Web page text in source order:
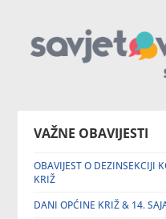
VAŽNE OBAVIJESTI
OBAVIJEST O DEZINSEKCIJI
KRIŽ
DANI OPĆINE KRIŽ & 14.